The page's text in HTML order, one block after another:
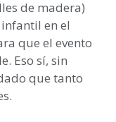
de madera)
en el
que el evento
Eso sí, sin
que tanto